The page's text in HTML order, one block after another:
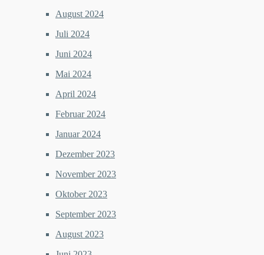
August 2024
Juli 2024
Juni 2024
Mai 2024
April 2024
Februar 2024
Januar 2024
Dezember 2023
November 2023
Oktober 2023
September 2023
August 2023